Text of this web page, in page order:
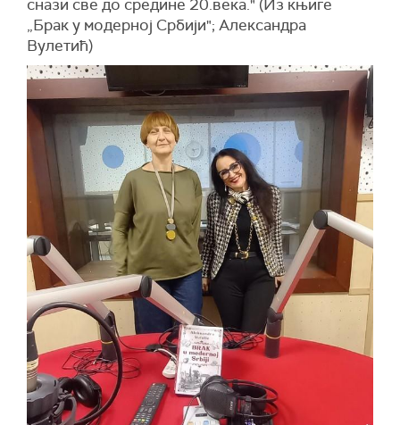
снази све до средине 20.века." (Из књиге
„Брак у модерној Србији"; Александра
Вулетић)